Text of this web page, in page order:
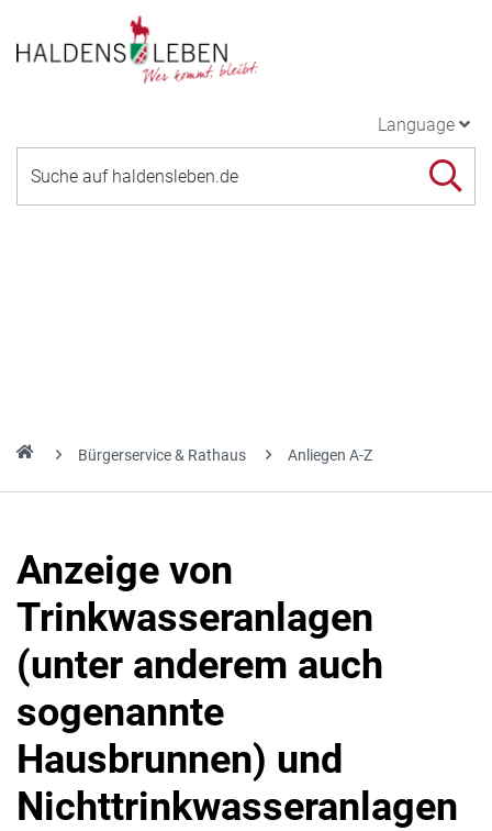
Language
Bürgerservice & Rathaus Anliegen A-Z
Anzeige von
Trinkwasseranlagen
(unter anderem auch
sogenannte
Hausbrunnen) und
Nichttrinkwasseranlagen